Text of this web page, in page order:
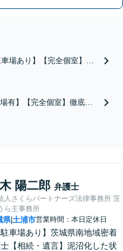
車場あり】【完全個室】相
滑に対応。依頼者さまと
有】【完全個室】徹底的
弁護士特約利用可】【夜
陽二郎 弁護士
人さくらパートナーズ法律事務所 茨
ら主事務所
県| 土浦市営業時間：本日定休日
駐車場あり】茨城県南地域密着
【相続・遺言】泥沼化した状